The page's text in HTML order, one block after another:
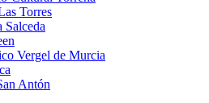
Torres
Salceda
Vergel de Murcia
Antón